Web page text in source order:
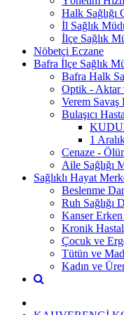
Halk Sağlığı
İl Sağlık
İlçe Sağlık
Nöbetçi Eczane
Bafra İlçe Sağlık
Bafra Halk
Optik - Aktar
Verem Savaş
Bulaşıcı
1
Cenaze -
Aile Sağlığı
Sağlıklı Hayat
Beslenme
Ruh Sağlığı
Kanser
Kronik
Çocuk ve
Tütün ve
Kadın ve